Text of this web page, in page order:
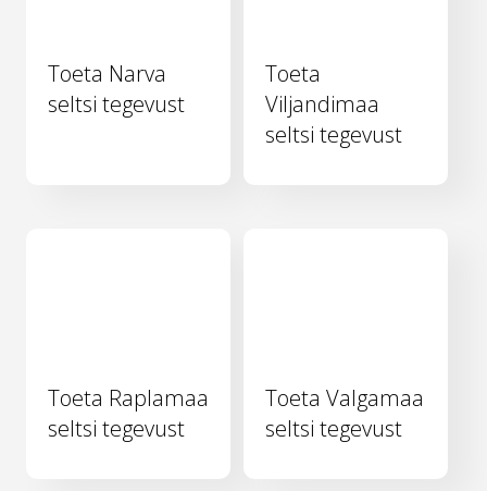
Toeta Narva
seltsi tegevust
Toeta
Viljandimaa
seltsi tegevust
Toeta Raplamaa
seltsi tegevust
Toeta Valgamaa
seltsi tegevust